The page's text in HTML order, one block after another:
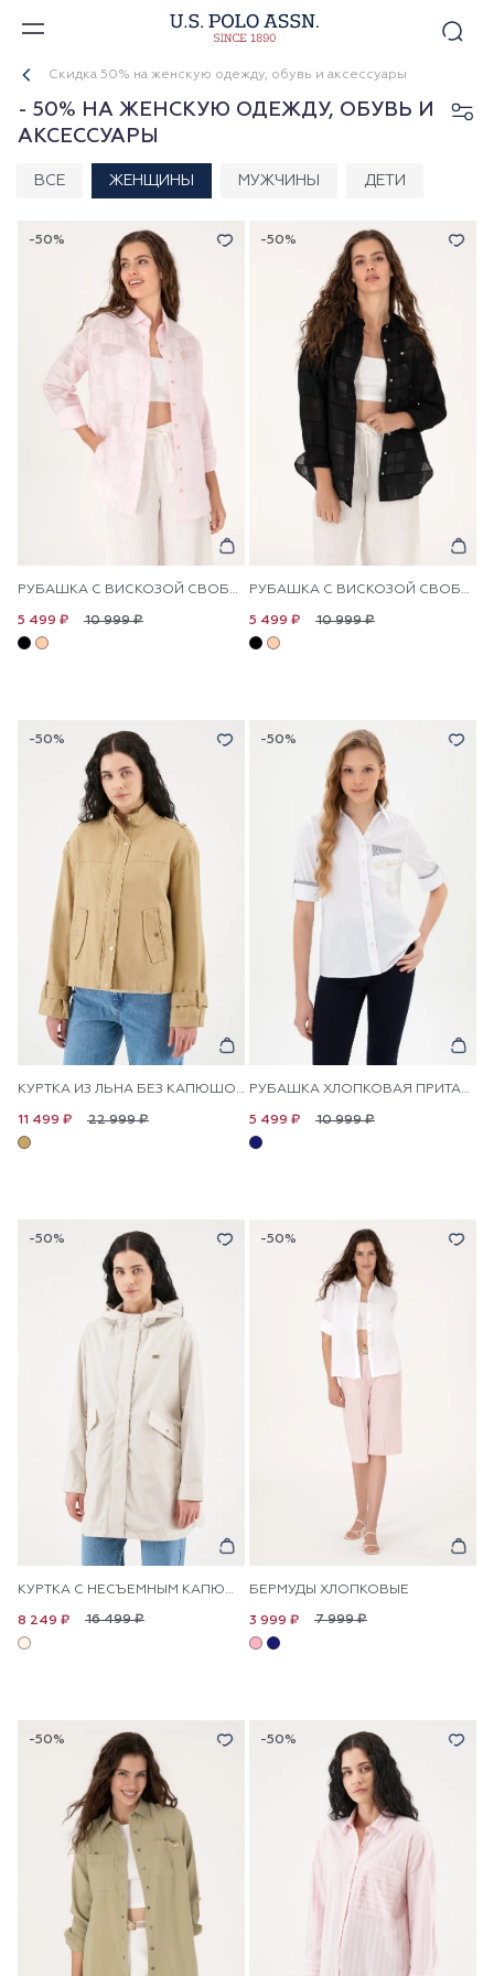
Скидка 50% на женскую одежду, обувь и аксессуары
- 50% НА ЖЕНСКУЮ ОДЕЖДУ, ОБУВЬ И
АКСЕССУАРЫ
ВСЕ ЖЕНЩИНЫ МУЖЧИНЫ ДЕТИ
-50%
РУБАШКА С ВИСКОЗОЙ СВОБОДНАЯ
10 999 ₽
5 499 ₽
-50%
РУБАШКА С ВИСКОЗОЙ СВОБОДНАЯ
10 999 ₽
5 499 ₽
-50%
КУРТКА ИЗ ЛЬНА БЕЗ КАПЮШОНА
22 999 ₽
11 499 ₽
-50%
РУБАШКА ХЛОПКОВАЯ ПРИТАЛЕННАЯ
10 999 ₽
5 499 ₽
-50%
КУРТКА С НЕСЪЕМНЫМ КАПЮШОНОМ
16 499 ₽
8 249 ₽
-50%
БЕРМУДЫ ХЛОПКОВЫЕ
7 999 ₽
3 999 ₽
-50% -50%